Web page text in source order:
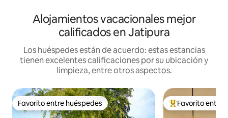
Alojamientos vacacionales mejor
calificados en Jatipura
Los huéspedes están de acuerdo: estas estancias
tienen excelentes calificaciones por su ubicación y
limpieza, entre otros aspectos.
Favorito entre huéspedes
Favorito entre huéspedes De los mejores
Favorito entre